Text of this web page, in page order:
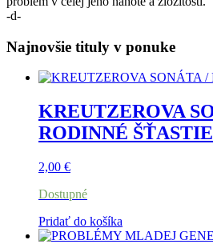
-d-
Najnovšie tituly v ponuke
KREUTZEROVA
RODINNÉ ŠŤASTIE
2,00 €
Dostupné
Pridať do košíka